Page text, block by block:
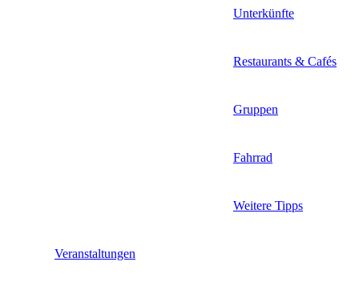
Unterkünfte
Restaurants & Cafés
Gruppen
Fahrrad
Weitere Tipps
Veranstaltungen